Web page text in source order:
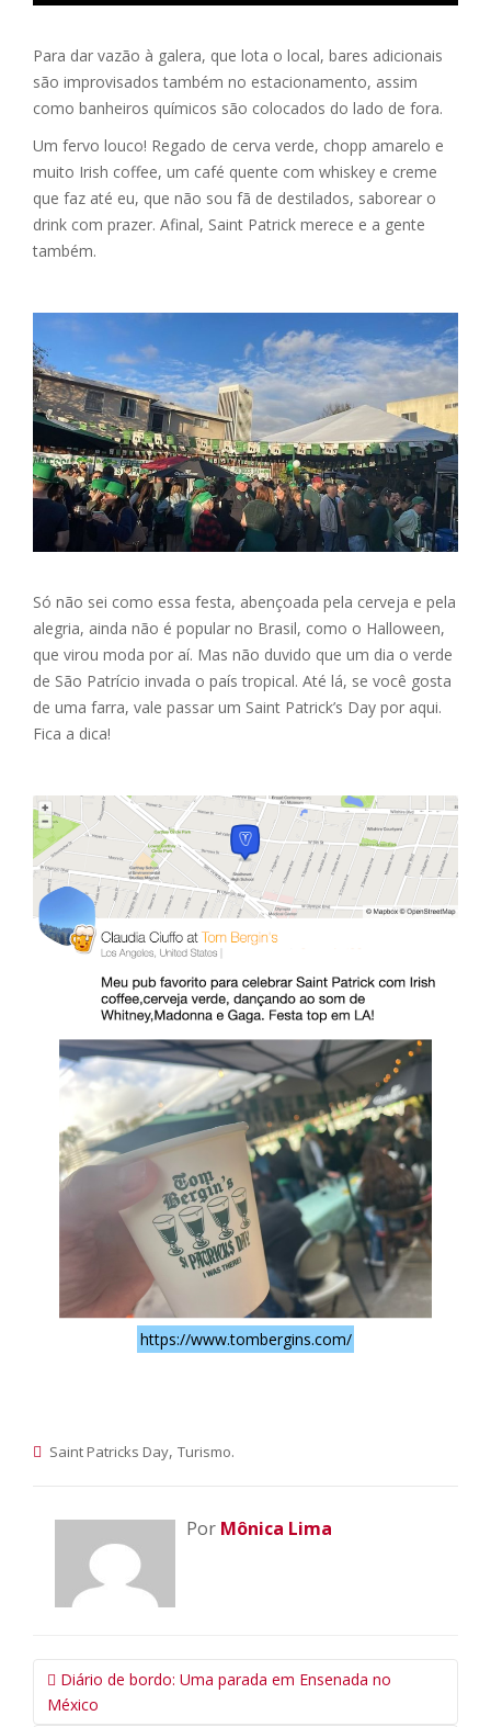
Para dar vazão à galera, que lota o local, bares adicionais
são improvisados também no estacionamento, assim
como banheiros químicos são colocados do lado de fora.
Um fervo louco! Regado de cerva verde, chopp amarelo e
muito Irish coffee, um café quente com whiskey e creme
que faz até eu, que não sou fã de destilados, saborear o
drink com prazer. Afinal, Saint Patrick merece e a gente
também.
Só não sei como essa festa, abençoada pela cerveja e pela
alegria, ainda não é popular no Brasil, como o Halloween,
que virou moda por aí. Mas não duvido que um dia o verde
de São Patrício invada o país tropical. Até lá, se você gosta
de uma farra, vale passar um Saint Patrick’s Day por aqui.
Fica a dica!
https://www.tombergins.com/
Saint Patricks Day, Turismo.
Por Mônica Lima
Navegação
da
Diário de bordo: Uma parada em Ensenada no
México